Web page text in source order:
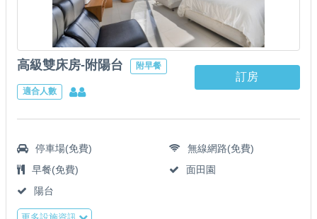
高級雙床房-附陽台 附早餐
適合人數
訂房
停車場(免費)
無線網路(免費)
早餐(免費)
面田園
陽台